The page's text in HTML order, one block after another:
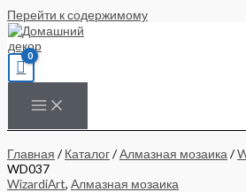
Перейти к содержимому
Главная / Каталог/Алмазная мозаика /
WD037
WizardiArt, Алмазная мозаика